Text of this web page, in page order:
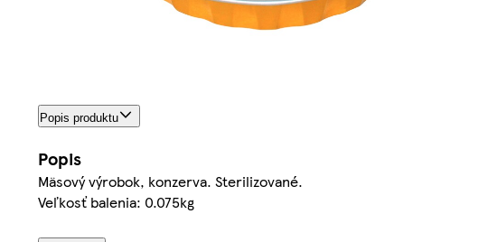
Popis produktu
Popis
Mäsový výrobok, konzerva. Sterilizované.
Veľkosť balenia: 0.075kg